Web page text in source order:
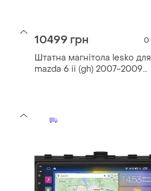
10499 грн 0
Штатна магнітола lesko для
mazda 6 ii (gh) 2007-2009